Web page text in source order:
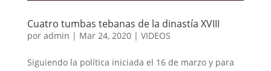
Cuatro tumbas tebanas de la dinastía XVIII
por admin | Mar 24, 2020| VIDEOS
Siguiendo la política iniciada el 16 de marzo y para